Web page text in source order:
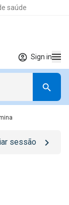
saúde
Sign in
sessão